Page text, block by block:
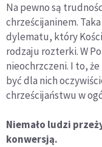
Na pewno są
chrześcijaninem.
dylematu, który
rodzaju rozterki. W
nieochrzczeni. I to,
być dla nich
chrześcijaństwu w
Niemało ludzi
konwersją.